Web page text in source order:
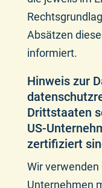
Absätzen
informiert.
Hinweis zur
Drittstaaten
US-
zertifiziert
Wir
Unternehmen